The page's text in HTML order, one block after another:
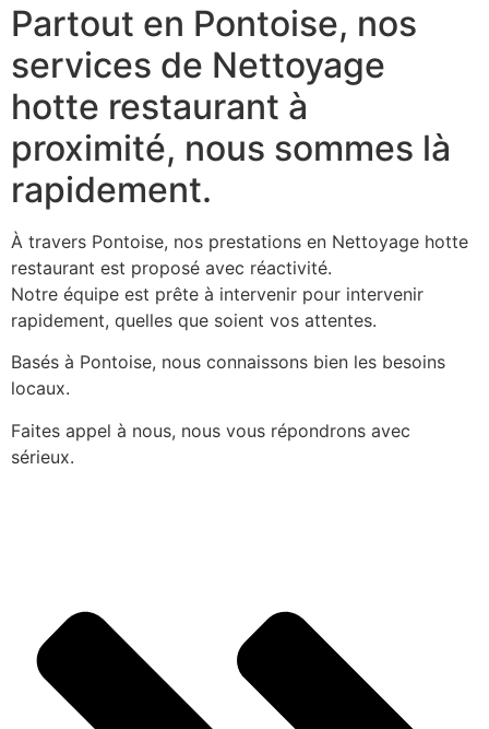
Partout en Pontoise, nos
services de Nettoyage
hotte restaurant à
proximité, nous sommes là
rapidement.
À travers Pontoise, nos prestations en Nettoyage hotte
restaurant est proposé avec réactivité.
Notre équipe est prête à intervenir pour intervenir
rapidement, quelles que soient vos attentes.
Basés à Pontoise, nous connaissons bien les besoins
locaux.
Faites appel à nous, nous vous répondrons avec
sérieux.